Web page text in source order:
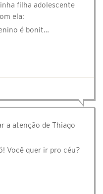
filha adolescente
ela:
é bonit…
a atenção de Thiago
Você quer ir pro céu?